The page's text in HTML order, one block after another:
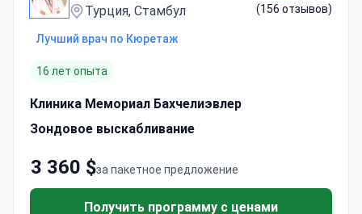
Турция, Стамбул
(156 отзывов)
Лучший врач по Кюретаж
16 лет опыта
Клиника Мемориал Бахчелиэвлер
Зондовое выскабливание
за пакетное предложение
3 360 $
Получить программу с ценами